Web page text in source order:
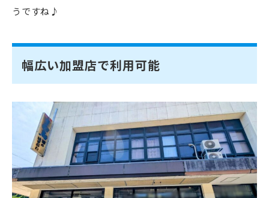
うですね♪
幅広い加盟店で利用可能